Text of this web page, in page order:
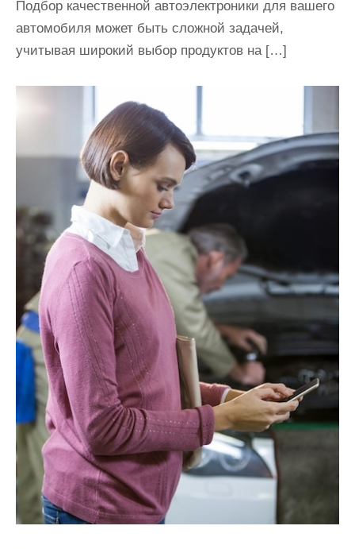
Подбор качественной автоэлектроники для вашего
автомобиля может быть сложной задачей,
учитывая широкий выбор продуктов на […]